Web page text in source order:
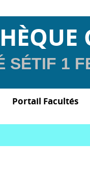
SÉTIF 1
Portail Facultés